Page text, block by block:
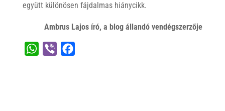
együtt különösen fájdalmas hiánycikk.
Ambrus Lajos író, a blog állandó vendégszerzője